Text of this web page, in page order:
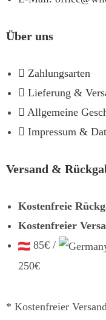
Über uns
Zahlungsarten
Lieferung &
Allgemeine
Impressum &
Versand &
Kostenfreie
Kostenfreier
85€ /
250€
* Kostenfreier